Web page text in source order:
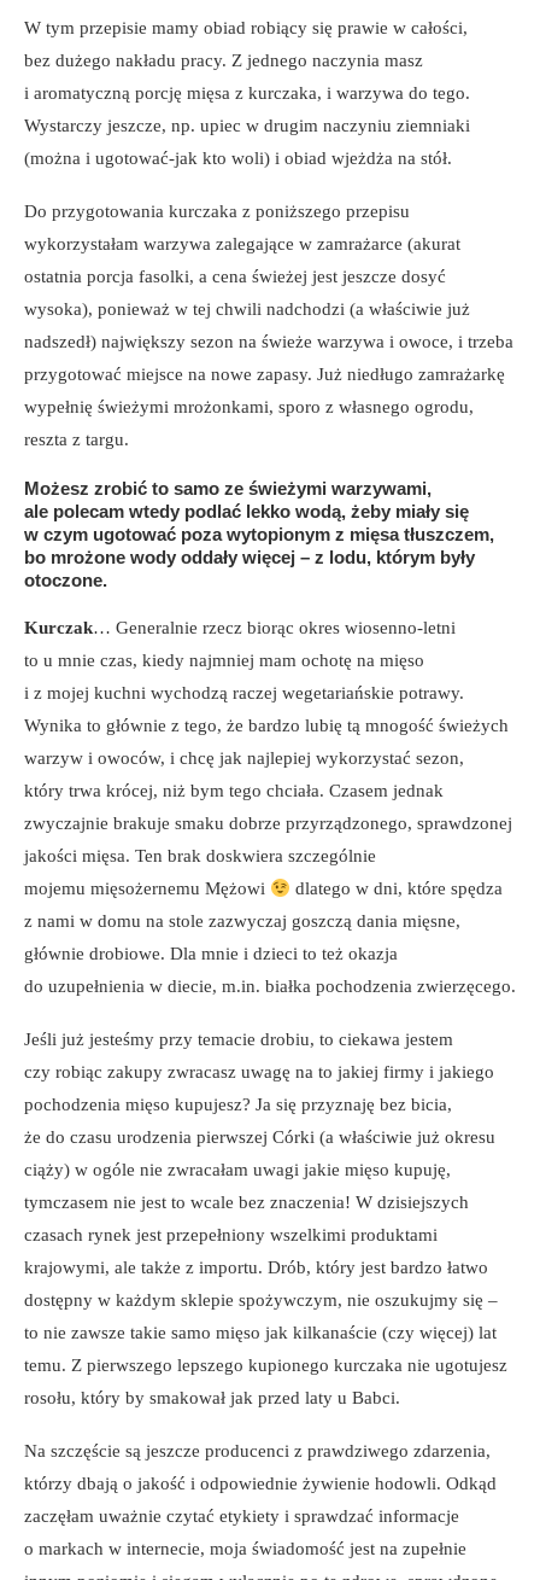
W tym przepisie mamy obiad robiący się prawie w całości,
bez dużego nakładu pracy. Z jednego naczynia masz
i aromatyczną porcję mięsa z kurczaka, i warzywa do tego.
Wystarczy jeszcze, np. upiec w drugim naczyniu ziemniaki
(można i ugotować-jak kto woli) i obiad wjeżdża na stół.
Do przygotowania kurczaka z poniższego przepisu
wykorzystałam warzywa zalegające w zamrażarce (akurat
ostatnia porcja fasolki, a cena świeżej jest jeszcze dosyć
wysoka), ponieważ w tej chwili nadchodzi (a właściwie już
nadszedł) największy sezon na świeże warzywa i owoce, i trzeba
przygotować miejsce na nowe zapasy. Już niedługo zamrażarkę
wypełnię świeżymi mrożonkami, sporo z własnego ogrodu,
reszta z targu.
Możesz zrobić to samo ze świeżymi warzywami,
ale polecam wtedy podlać lekko wodą, żeby miały się
w czym ugotować poza wytopionym z mięsa tłuszczem,
bo mrożone wody oddały więcej – z lodu, którym były
otoczone.
Kurczak… Generalnie rzecz biorąc okres wiosenno-letni
to u mnie czas, kiedy najmniej mam ochotę na mięso
i z mojej kuchni wychodzą raczej wegetariańskie potrawy.
Wynika to głównie z tego, że bardzo lubię tą mnogość świeżych
warzyw i owoców, i chcę jak najlepiej wykorzystać sezon,
który trwa krócej, niż bym tego chciała. Czasem jednak
zwyczajnie brakuje smaku dobrze przyrządzonego, sprawdzonej
jakości mięsa. Ten brak doskwiera szczególnie
mojemu mięsożernemu Mężowi
dlatego w dni, które spędza
z nami w domu na stole zazwyczaj goszczą dania mięsne,
głównie drobiowe. Dla mnie i dzieci to też okazja
do uzupełnienia w diecie, m.in. białka pochodzenia zwierzęcego.
Jeśli już jesteśmy przy temacie drobiu, to ciekawa jestem
czy robiąc zakupy zwracasz uwagę na to jakiej firmy i jakiego
pochodzenia mięso kupujesz? Ja się przyznaję bez bicia,
że do czasu urodzenia pierwszej Córki (a właściwie już okresu
ciąży) w ogóle nie zwracałam uwagi jakie mięso kupuję,
tymczasem nie jest to wcale bez znaczenia! W dzisiejszych
czasach rynek jest przepełniony wszelkimi produktami
krajowymi, ale także z importu. Drób, który jest bardzo łatwo
dostępny w każdym sklepie spożywczym, nie oszukujmy się –
to nie zawsze takie samo mięso jak kilkanaście (czy więcej) lat
temu. Z pierwszego lepszego kupionego kurczaka nie ugotujesz
rosołu, który by smakował jak przed laty u Babci.
Na szczęście są jeszcze producenci z prawdziwego zdarzenia,
którzy dbają o jakość i odpowiednie żywienie hodowli. Odkąd
zaczęłam uważnie czytać etykiety i sprawdzać informacje
o markach w internecie, moja świadomość jest na zupełnie